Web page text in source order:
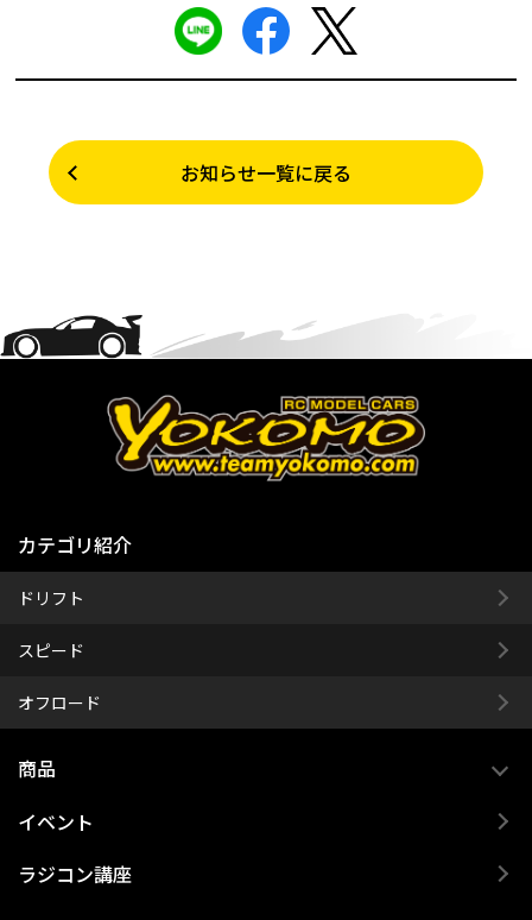
お知らせ一覧に戻る
カテゴリ紹介
ドリフト
スピード
オフロード
商品
イベント
ラジコン講座